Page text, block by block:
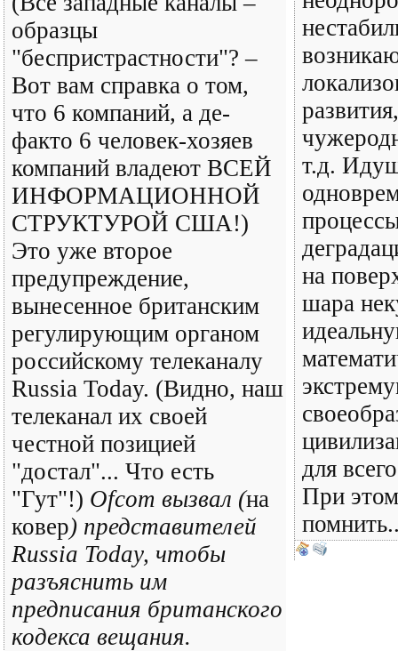
образцы
"беспристрастности"? –
Вот вам справка о том,
что 6 компаний, а де-
факто 6 человек-хозяев
компаний владеют ВСЕЙ
ИНФОРМАЦИОННОЙ
СТРУКТУРОЙ США!)
Это уже второе
предупреждение,
вынесенное британским
регулирующим органом
российскому телеканалу
Russia Today. (Видно, наш
телеканал их своей
честной позицией
"достал"... Что есть
"Гут"!) Ofcom вызвал (на
ковер) представителей
Russia Today, чтобы
разъяснить им
предписания британского
кодекса вещания.
т.д.
на
шара
для
При